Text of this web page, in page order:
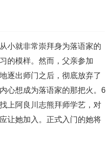
小就非常崇拜身为落语家的
的模样。然而，父亲参加
逐出师门之后，彻底放弃了
心想成为落语家的那把火。6
上阿良川志熊拜师学艺，对
让她加入。正式入门的她将